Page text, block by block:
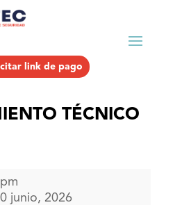
link de pago
TÉCNICO
junio, 2026